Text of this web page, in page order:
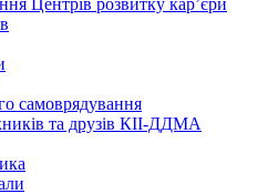
самоврядування
та друзів КІІ-ДДМА